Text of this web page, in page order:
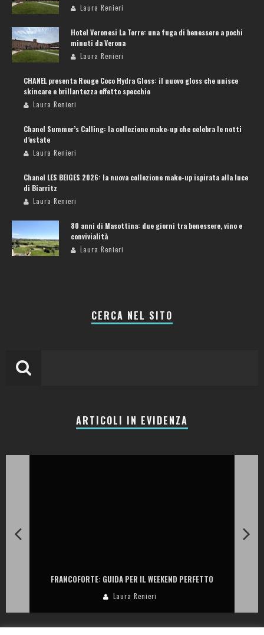
Laura Renieri
Hotel Veronesi La Torre: una fuga di benessere a pochi
minuti da Verona
Laura Renieri
CHANEL presenta Rouge Coco Hydra Gloss: il nuovo gloss che unisce
skincare e brillantezza effetto specchio
Laura Renieri
Chanel Summer’s Calling: la collezione make-up che celebra le notti
d’estate
Laura Renieri
Chanel LES BEIGES 2026: la nuova collezione make-up ispirata alla luce
di Biarritz
Laura Renieri
80 anni di Masottina: due giorni tra benessere, vino e
convivialità
Laura Renieri
CERCA NEL SITO
ARTICOLI IN EVIDENZA
COLLINE DELLA VALPANTENA
Laura Renieri
Privacy Policy